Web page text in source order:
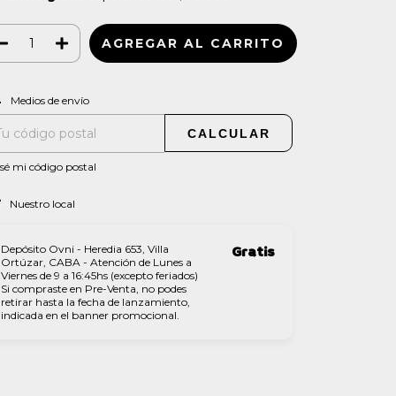
para el CP:
Medios de envío
CALCULAR
mi código postal
Nuestro local
Depósito Ovni - Heredia 653, Villa
Ortúzar, CABA - Atención de Lunes a
Viernes de 9 a 16:45hs (excepto feriados)
Si compraste en Pre-Venta, no podes
retirar hasta la fecha de lanzamiento,
indicada en el banner promocional.
Gratis